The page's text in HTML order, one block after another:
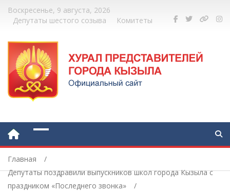
Воскресенье, 9 августа, 2026
Депутаты шестого созыва
Комитеты
Главная
Депутаты поздравили выпускников школ города Кызыла с
праздником «Последнего звонка»